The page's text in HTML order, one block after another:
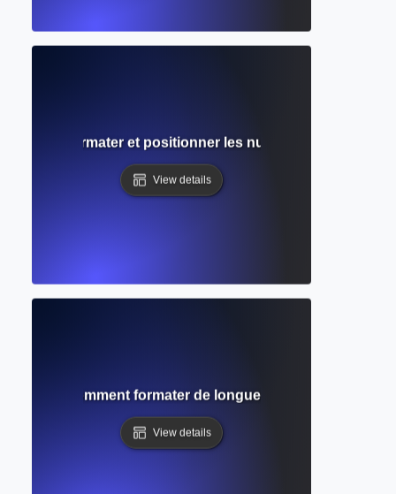
formater et positionner les numéros de page
View details
bloc ? Comment formater de longues citations dans
View details